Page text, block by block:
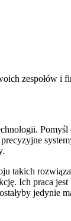
zespołów i
takich
Ich praca
jedynie